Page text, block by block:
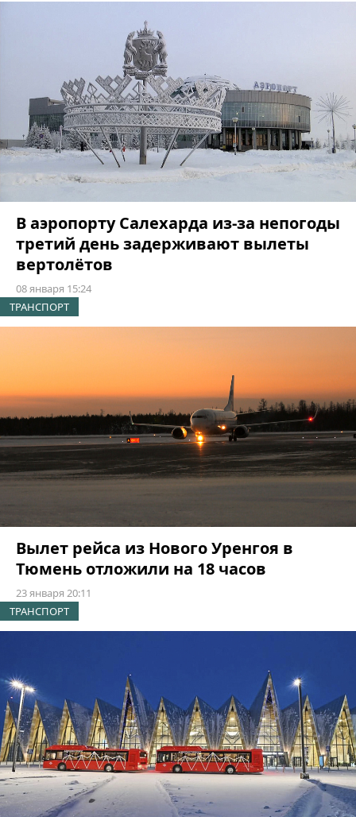
В аэропорту Салехарда из-за непогоды
третий день задерживают вылеты
вертолётов
08 января 15:24
ТРАНСПОРТ
Вылет рейса из Нового Уренгоя в
Тюмень отложили на 18 часов
23 января 20:11
ТРАНСПОРТ